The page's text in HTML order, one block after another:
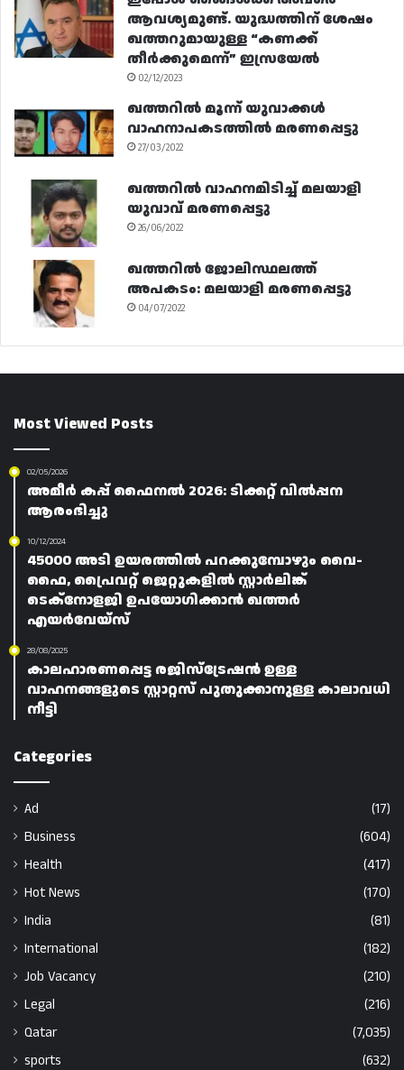
ആവശ്യമുണ്ട്. യുദ്ധത്തിന് ശേഷം
ഖത്തറുമായുള്ള “കണക്ക്
തീർക്കുമെന്ന്” ഇസ്രയേൽ
02/12/2023
ഖത്തറിൽ മൂന്ന് യുവാക്കൾ
വാഹനാപകടത്തിൽ മരണപ്പെട്ടു
27/03/2022
ഖത്തറിൽ വാഹനമിടിച്ച് മലയാളി
യുവാവ് മരണപ്പെട്ടു
26/06/2022
ഖത്തറിൽ ജോലിസ്ഥലത്ത്
അപകടം: മലയാളി മരണപ്പെട്ടു
04/07/2022
Most Viewed Posts
02/05/2026
അമീർ കപ്പ് ഫൈനൽ 2026: ടിക്കറ്റ് വിൽപ്പന
ആരംഭിച്ചു
10/12/2024
45000 അടി ഉയരത്തിൽ പറക്കുമ്പോഴും വൈ-
ഫൈ, പ്രൈവറ്റ് ജെറ്റുകളിൽ സ്റ്റാർലിങ്ക്
ടെക്‌നോളജി ഉപയോഗിക്കാൻ ഖത്തർ
എയർവേയ്‌സ്
28/08/2025
കാലഹാരണപ്പെട്ട രജിസ്‌ട്രേഷൻ ഉള്ള
വാഹനങ്ങളുടെ സ്റ്റാറ്റസ് പുതുക്കാനുള്ള കാലാവധി
നീട്ടി
Categories
Ad
(17)
Business
(604)
Health
(417)
Hot News
(170)
India
(81)
International
(182)
Job Vacancy
(210)
Legal
(216)
Qatar
(7,035)
sports
(632)